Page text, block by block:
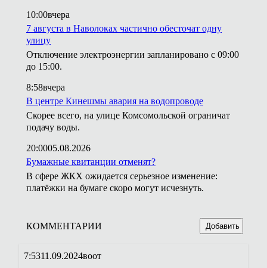
10:00вчера
7 августа в Наволоках частично обесточат одну
улицу
Отключение электроэнергии запланировано с 09:00
до 15:00.
8:58вчера
В центре Кинешмы авария на водопроводе
Скорее всего, на улице Комсомольской ограничат
подачу воды.
20:0005.08.2026
Бумажные квитанции отменят?
В сфере ЖКХ ожидается серьезное изменение:
платёжки на бумаге скоро могут исчезнуть.
КОММЕНТАРИИ Добавить
7:5311.09.2024воот